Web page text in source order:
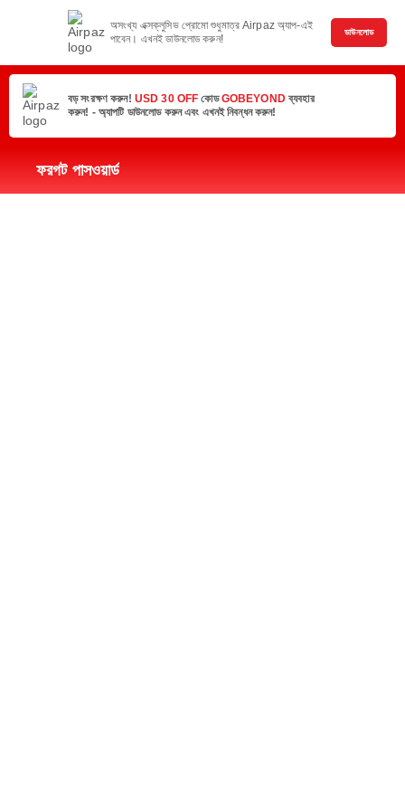
অসংখ্য এক্সক্লুসিভ প্রোমো শুধুমাত্র Airpaz অ্যাপ-এই
পাবেন। এখনই ডাউনলোড করুন!
ডাউনলোড
বড় সংরক্ষণ করুন! USD 30 OFFকোডGOBEYONDব্যবহার
করুন! - অ্যাপটি ডাউনলোড করুন এবং এখনই নিবন্ধন করুন!
ফরগট পাসওয়ার্ড